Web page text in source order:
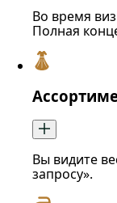
Во время
Полная
Вы видите
запросу».